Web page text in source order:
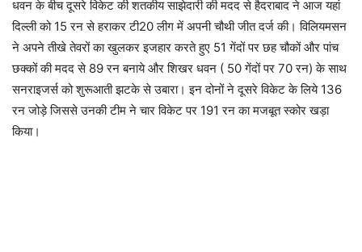
धवन के बीच दूसरे विकेट की शतकीय साझेदारी की मदद से हैदराबाद ने आज यहां
दिल्ली को 15 रन से हराकर टी20 लीग में अपनी चौथी जीत दर्ज की। विलियमसन
ने अपने तीखे तेवरों का खुलकर इजहार करते हुए 51 गेंदों पर छह चौकों और पांच
छक्कों की मदद से 89 रन बनाये और शिखर धवन ( 50 गेंदों पर 70 रन) के साथ
सनराइजर्स को शुरूआती झटके से उबारा। इन दोनों ने दूसरे विकेट के लिये 136
रन जोड़े जिससे उनकी टीम ने चार विकेट पर 191 रन का मजबूत स्कोर खड़ा
किया।